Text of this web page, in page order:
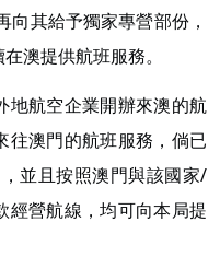
向其給予獨家專營部份，
澳提供航班服務。
地航空企業開辦來澳的航
往澳門的航班服務，倘已
並且按照澳門與該國家/
經營航線，均可向本局提